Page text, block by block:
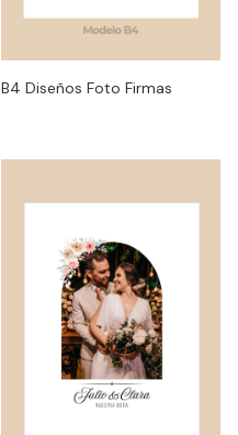
B4 Diseños Foto Firmas